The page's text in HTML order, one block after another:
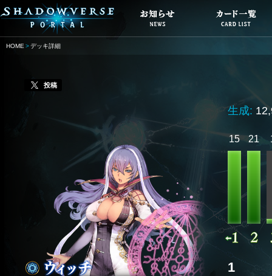
HOME デッキ詳細
投稿
生成:
15 21
1